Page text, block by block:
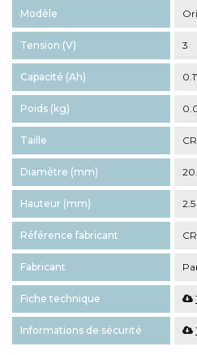
Modèle
Tension (V) 3
Capacité (Ah)
Poids (kg)
Taille
Diamètre (mm)
Hauteur (mm) 2.5
Référence fabricant
Fabricant
Fiche technique
Informations de sécurité